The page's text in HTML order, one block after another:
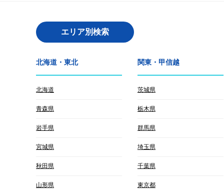
エリア別検索
北海道・東北
北海道
青森県
岩手県
宮城県
秋田県
山形県
関東・甲信越
茨城県
栃木県
群馬県
埼玉県
千葉県
東京都